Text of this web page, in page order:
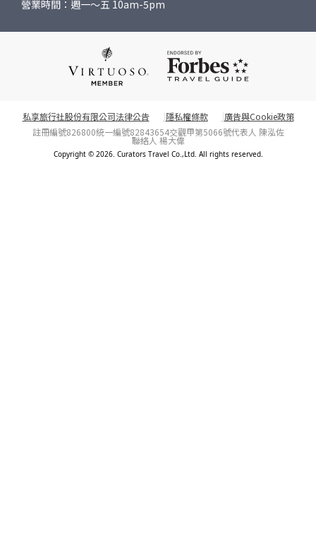
營業時間：週一～五 10am-5pm
私享旅行社股份有限公司法律公告 隱私權條款
廣告與Cookie政策
註冊編號826800統一編號82843654交觀甲第5066號代表人 陳泓佐
聯絡人 楊大偉
Copyright © 2026. Curators Travel Co.,Ltd. All rights reserved.